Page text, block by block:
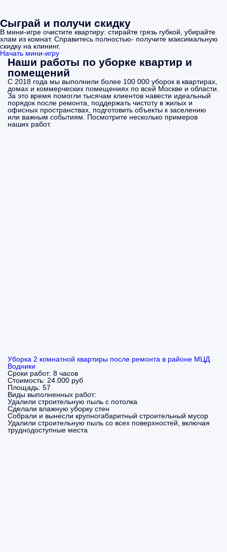
Сыграй и получи скидку
В мини-игре очистите квартиру: стирайте грязь губкой, убирайте
хлам из комнат. Справитесь полностью- получите максимальную
скидку на клининг.
Начать мини-игру
Наши работы по уборке квартир и
помещений
С 2018 года мы выполнили более 100 000 уборок в квартирах,
домах и коммерческих помещениях по всей Москве и области.
За это время помогли тысячам клиентов навести идеальный
порядок после ремонта, поддержать чистоту в жилых и
офисных пространствах, подготовить объекты к заселению
или важным событиям. Посмотрите несколько примеров
наших работ.
Уборка 2 комнатной квартиры после ремонта в районе МЦД
Водники
Сроки работ: 8 часов
Стоимость: 24.000 руб
Площадь: 57
Виды выполненных работ:
Удалили строительную пыль с потолка
Сделали влажную уборку стен
Собрали и вынесли крупногабаритный строительный мусор
Удалили строительную пыль со всех поверхностей, включая
труднодоступные места